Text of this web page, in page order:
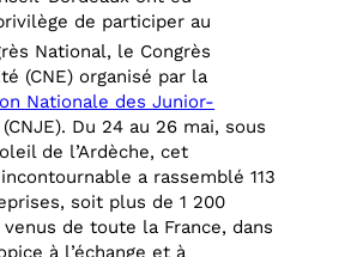
de participer au
National, le Congrès
(CNE) organisé par la
Nationale des Junior-
(CNJE). Du 24 au 26 mai, sous
de l’Ardèche, cet
a rassemblé 113
soit plus de 1 200
de toute la France, dans
à l’échange et à